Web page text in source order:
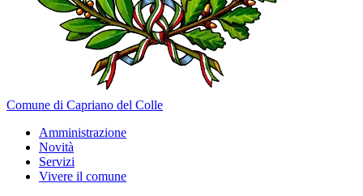
Comune di Capriano del Colle
Amministrazione
Novità
Servizi
Vivere il comune